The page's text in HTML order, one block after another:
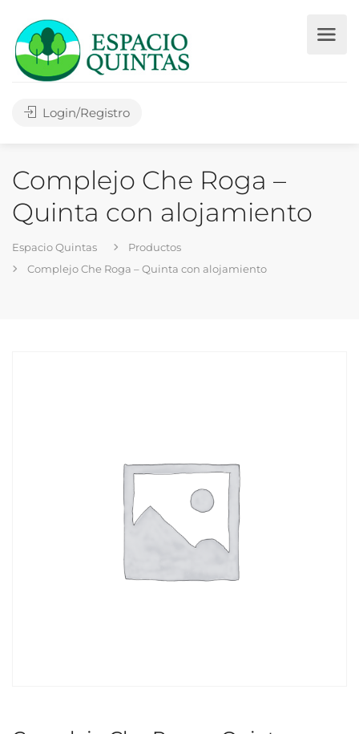
Login/Registro
Complejo Che Roga –
Quinta con alojamiento
Espacio Quintas
Productos
Complejo Che Roga – Quinta con alojamiento